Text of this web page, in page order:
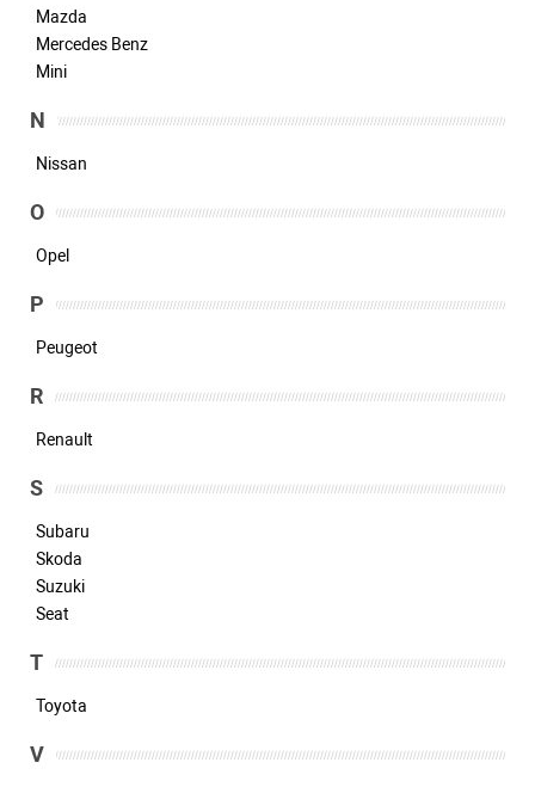
Mazda
Mercedes Benz
Mini
N
Nissan
O
Opel
P
Peugeot
R
Renault
S
Subaru
Skoda
Suzuki
Seat
T
Toyota
V